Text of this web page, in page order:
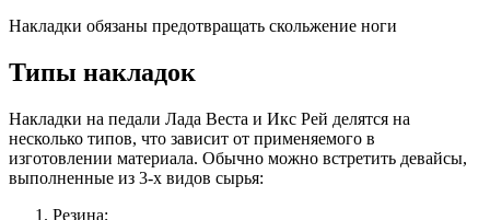
Накладки обязаны предотвращать скольжение ноги
Типы накладок
Накладки на педали Лада Веста и Икс Рей делятся на
несколько типов, что зависит от применяемого в
изготовлении материала. Обычно можно встретить девайсы,
выполненные из 3-х видов сырья:
Резина;